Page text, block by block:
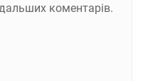
коментарів.